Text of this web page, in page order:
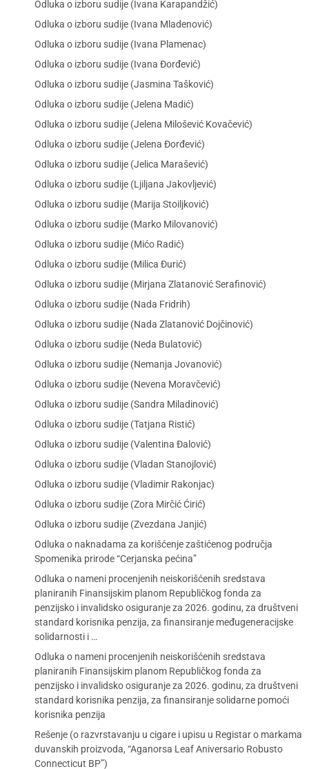
Odluka o izboru sudije (Ivana Karapandžić)
Odluka o izboru sudije (Ivana Mladenović)
Odluka o izboru sudije (Ivana Plamenac)
Odluka o izboru sudije (Ivana Đorđević)
Odluka o izboru sudije (Jasmina Tašković)
Odluka o izboru sudije (Jelena Madić)
Odluka o izboru sudije (Jelena Milošević Kovačević)
Odluka o izboru sudije (Jelena Đorđević)
Odluka o izboru sudije (Jelica Marašević)
Odluka o izboru sudije (Ljiljana Jakovljević)
Odluka o izboru sudije (Marija Stoiljković)
Odluka o izboru sudije (Marko Milovanović)
Odluka o izboru sudije (Mićo Radić)
Odluka o izboru sudije (Milica Đurić)
Odluka o izboru sudije (Mirjana Zlatanović Serafinović)
Odluka o izboru sudije (Nada Fridrih)
Odluka o izboru sudije (Nada Zlatanović Dojčinović)
Odluka o izboru sudije (Neda Bulatović)
Odluka o izboru sudije (Nemanja Jovanović)
Odluka o izboru sudije (Nevena Moravčević)
Odluka o izboru sudije (Sandra Miladinović)
Odluka o izboru sudije (Tatjana Ristić)
Odluka o izboru sudije (Valentina Đalović)
Odluka o izboru sudije (Vladan Stanojlović)
Odluka o izboru sudije (Vladimir Rakonjac)
Odluka o izboru sudije (Zora Mirčić Ćirić)
Odluka o izboru sudije (Zvezdana Janjić)
Odluka o naknadama za korišćenje zaštićenog područja
Spomenika prirode “Cerjanska pećina”
Odluka o nameni procenjenih neiskorišćenih sredstava
planiranih Finansijskim planom Republičkog fonda za
penzijsko i invalidsko osiguranje za 2026. godinu, za društveni
standard korisnika penzija, za finansiranje međugeneracijske
solidarnosti i …
Odluka o nameni procenjenih neiskorišćenih sredstava
planiranih Finansijskim planom Republičkog fonda za
penzijsko i invalidsko osiguranje za 2026. godinu, za društveni
standard korisnika penzija, za finansiranje solidarne pomoći
korisnika penzija
Rešenje (o razvrstavanju u cigare i upisu u Registar o markama
duvanskih proizvoda, “Aganorsa Leaf Aniversario Robusto
Connecticut BP”)